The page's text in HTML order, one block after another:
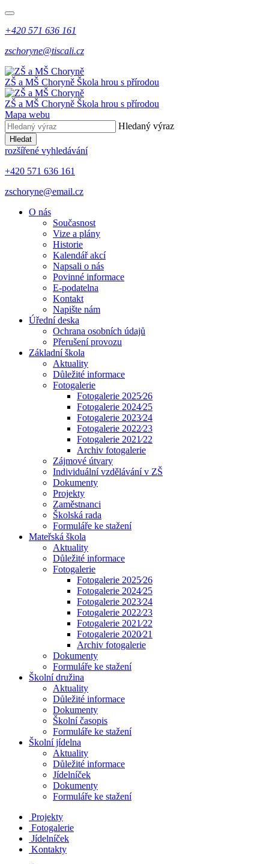
+420 571 636 161
zschoryne@tiscali.cz
ZŠ a MŠ Choryně Škola hrou s přírodou
ZŠ a MŠ Choryně Škola hrou s přírodou
Mapa webu
Hledaný výraz
Hledat
rozšířené vyhledávání
+420 571 636 161
zschoryne@email.cz
O nás
Současnost
Vize a plány
Historie
Kalendář akcí
Napsali o nás
Povinné informace
E-podatelna
Kontakt
Napište nám
Úřední deska
Ochrana osobních údajů
Přerušení provozu
Základní škola
Aktuality
Důležité informace
Fotogalerie
Fotogalerie 2025⁄26
Fotogalerie 2024⁄25
Fotogalerie 2023⁄24
Fotogalerie 2022⁄23
Fotogalerie 2021⁄22
Archiv fotogalerie
Zájmové útvary
Individuální vzdělávání v ZŠ
Dokumenty
Projekty
Zaměstnanci
Školská rada
Formuláře ke stažení
Mateřská škola
Aktuality
Důležité informace
Fotogalerie
Fotogalerie 2025⁄26
Fotogalerie 2024⁄25
Fotogalerie 2023⁄24
Fotogalerie 2022⁄23
Fotogalerie 2021⁄22
Fotogalerie 2020⁄21
Archiv fotogalerie
Dokumenty
Formuláře ke stažení
Školní družina
Aktuality
Důležité informace
Dokumenty
Školní časopis
Formuláře ke stažení
Školní jídelna
Aktuality
Důležité informace
Jídelníček
Dokumenty
Formuláře ke stažení
Projekty
Fotogalerie
Jídelníček
Kontakty